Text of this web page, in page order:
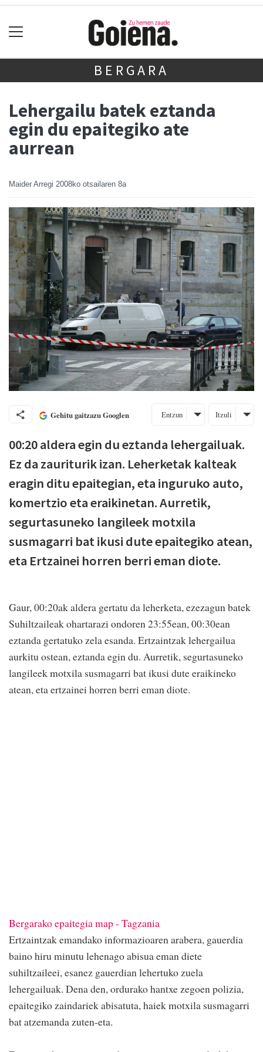
BERGARA
Lehergailu batek eztanda
egin du epaitegiko ate
aurrean
Maider Arregi 2008ko otsailaren 8a
Gehitu gaitzazu Googlen Entzun Itzuli
00:20 aldera egin du eztanda lehergailuak.
Ez da zauriturik izan. Leherketak kalteak
eragin ditu epaitegian, eta inguruko auto,
komertzio eta eraikinetan. Aurretik,
segurtasuneko langileek motxila
susmagarri bat ikusi dute epaitegiko atean,
eta Ertzainei horren berri eman diote.
Gaur, 00:20ak aldera gertatu da leherketa, ezezagun batek
Suhiltzaileak ohartarazi ondoren 23:55ean, 00:30ean
eztanda gertatuko zela esanda. Ertzaintzak lehergailua
aurkitu ostean, eztanda egin du. Aurretik, segurtasuneko
langileek motxila susmagarri bat ikusi dute eraikineko
atean, eta ertzainei horren berri eman diote.
Bergarako epaitegia map - Tagzania
Ertzaintzak emandako informazioaren arabera, gauerdia
baino hiru minutu lehenago abisua eman diete
suhiltzaileei, esanez gauerdian lehertuko zuela
lehergailuak. Dena den, ordurako hantxe zegoen polizia,
epaitegiko zaindariek abisatuta, haiek motxila susmagarri
bat atzemanda zuten-eta.